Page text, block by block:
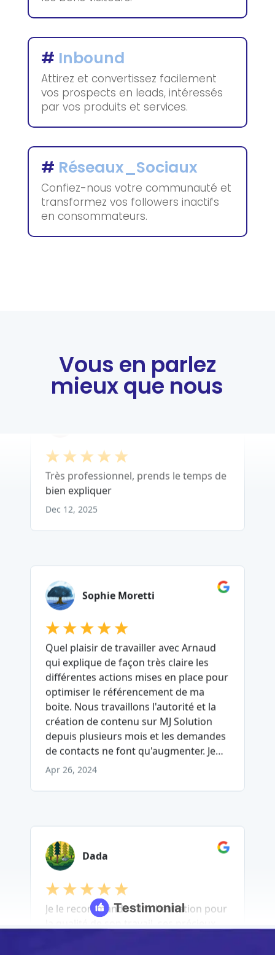
# Inbound
Attirez et convertissez facilement
vos prospects en leads, intéressés
par vos produits et services.
# Réseaux_Sociaux
Confiez-nous votre communauté et
transformez vos followers inactifs
en consommateurs.
Vous en parlez
mieux que nous